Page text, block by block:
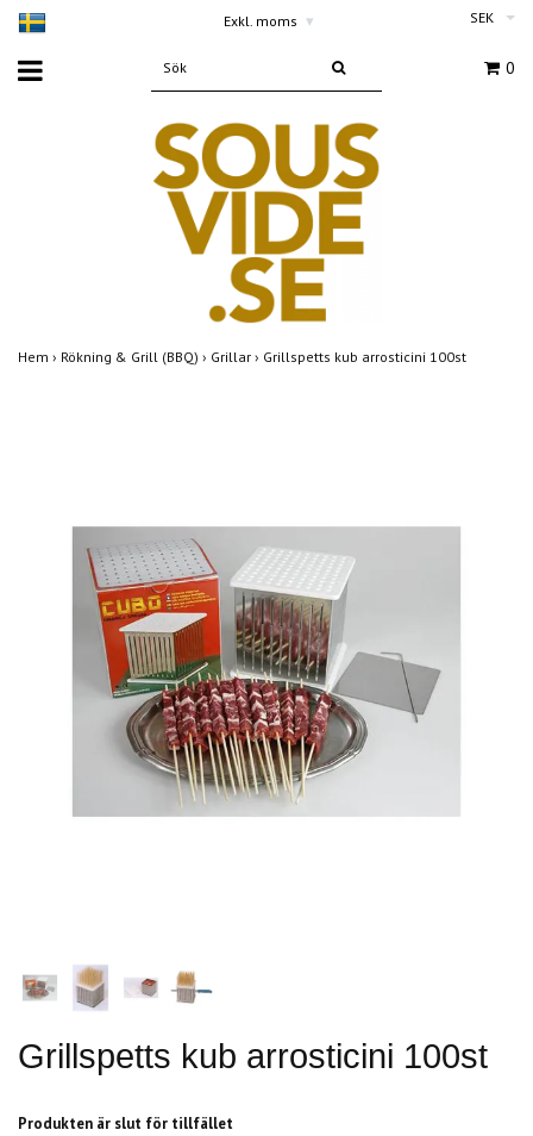
Exkl. moms ▾ SEK
0
Hem › Rökning & Grill (BBQ) › Grillar › Grillspetts kub arrosticini 100st
Grillspetts kub arrosticini 100st
Produkten är slut för tillfället